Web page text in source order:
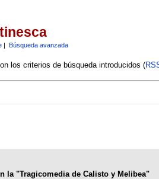
| Búsqueda avanzada
los criterios de búsqueda introducidos (
la "Tragicomedia de Calisto y Melibea"